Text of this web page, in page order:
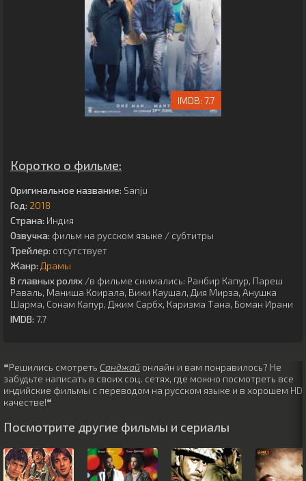
7.7
Коротко о фильме:
Оригинальное название: Sanju
Год: 2018
Страна: Индия
Озвучка: фильм на русском языке / субтитры
Трейлер: отсутствует
Жанр: Драмы
В главных ролях /в фильме снимались: Ранбир Капур, Пареш
Раваль, Маниша Коирала, Вики Каушал, Дия Мирза, Анушка
Шарма, Сонам Капур, Джим Сарбх, Каризма Тана, Боман Ирани
IMDB: 7.7
❝Решились смотреть Санджай онлайн и вам понравилось? Не
забудьте написать в своих соц. сетях, где можно посмотреть все
индийские фильмы с переводом на русском языке и в хорошем HD
качестве!❝
Посмотрите другие фильмы и сериалы